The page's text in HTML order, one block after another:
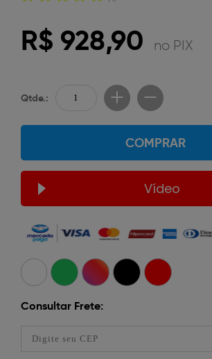
R$ 928,90 no PIX
Qtde.:
COMPRAR
Vídeo
Consultar Frete: